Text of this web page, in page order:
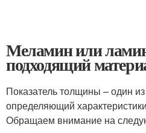
Меламин или
подходящий
Показатель толщины – один
определяющий
Обращаем внимание на